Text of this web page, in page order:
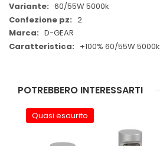
60/55W 5000k
2
D-GEAR
+100% 60/55W 5000k
POTREBBERO INTERESSARTI
Quasi esaurito